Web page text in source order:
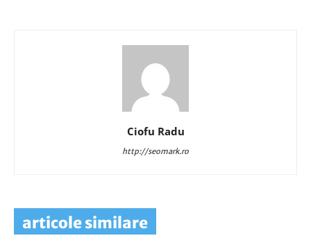
Ciofu Radu
http://seomark.ro
articole similare